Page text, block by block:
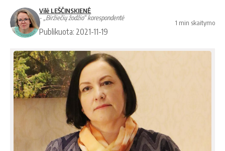
Vilė LEŠČINSKIENĖ
- „Biržiečių žodžio“ korespondentė
Publikuota: 2021-11-19
1 min skaitymo